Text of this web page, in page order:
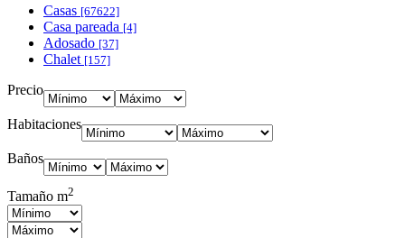
Casas [67622]
Casa pareada [4]
Adosado [37]
Chalet [157]
Precio
Habitaciones
Baños
Tamaño m2